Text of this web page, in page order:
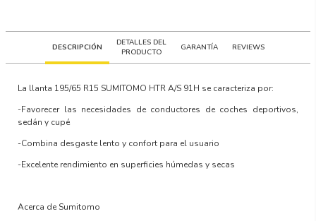
DESCRIPCIÓN
DETALLES DEL
PRODUCTO
GARANTÍA REVIEWS
La llanta 195/65 R15 SUMITOMO HTR A/S 91H se caracteriza por:
-Favorecer las necesidades de conductores de coches deportivos,
sedán y cupé
-Combina desgaste lento y confort para el usuario
-Excelente rendimiento en superficies húmedas y secas
Acerca de Sumitomo